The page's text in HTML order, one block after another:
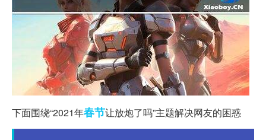
下面围绕“2021年春节让放炮了吗”主题解决网友的困惑